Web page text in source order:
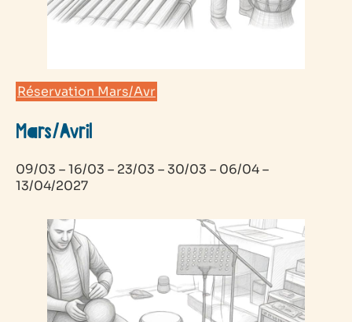
Réservation Mars/Avr
Mars/Avril
09/03 – 16/03 – 23/03 – 30/03 – 06/04 –
13/04/2027